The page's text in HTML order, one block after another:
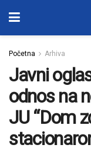
Početna Arhiva
Javni
odnos na
JU “Dom